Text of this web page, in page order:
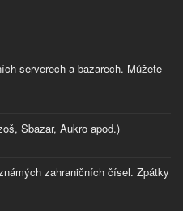
serverech a bazarech. Můžete
Sbazar, Aukro apod.)
zahraničních čísel. Zpátky